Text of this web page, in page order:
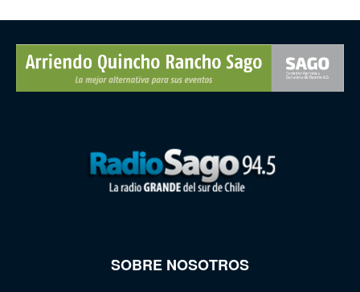
SOBRE NOSOTROS